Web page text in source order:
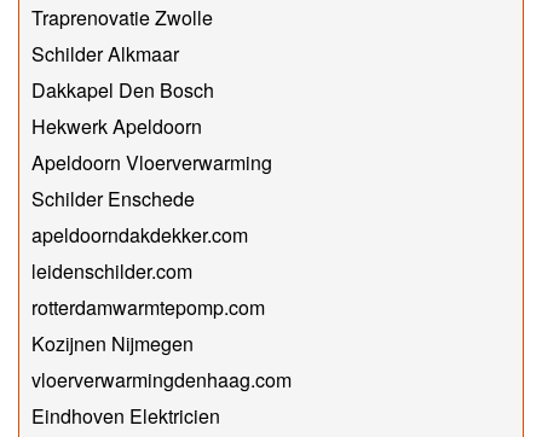
Traprenovatie Zwolle
Schilder Alkmaar
Dakkapel Den Bosch
Hekwerk Apeldoorn
Apeldoorn Vloerverwarming
Schilder Enschede
apeldoorndakdekker.com
leidenschilder.com
rotterdamwarmtepomp.com
Kozijnen Nijmegen
vloerverwarmingdenhaag.com
Eindhoven Elektricien